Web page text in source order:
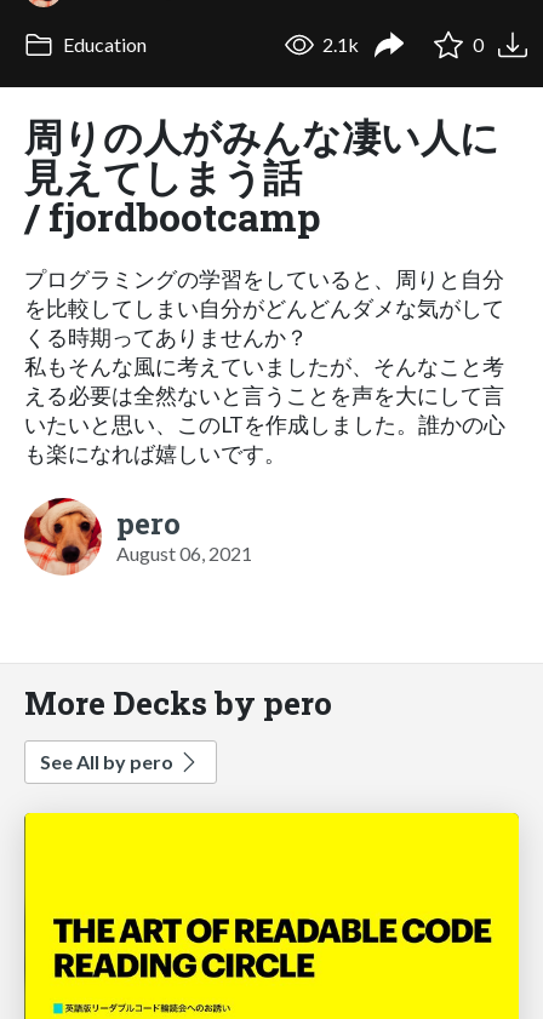
Education 2.1k 0
周りの人がみんな凄い人に
見えてしまう話
/ fjordbootcamp
プログラミングの学習をしていると、周りと自分
を比較してしまい自分がどんどんダメな気がして
くる時期ってありませんか？
私もそんな風に考えていましたが、そんなこと考
える必要は全然ないと言うことを声を大にして言
いたいと思い、このLTを作成しました。誰かの心
も楽になれば嬉しいです。
pero
August 06, 2021
More Decks by pero
See All by pero